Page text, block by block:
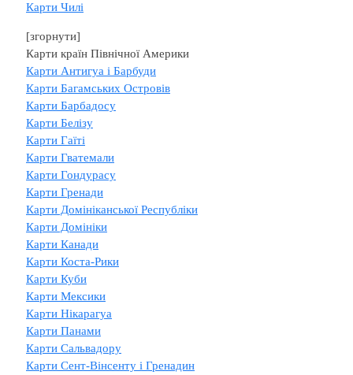
Карти Чилі
[згорнути]
Карти країн Північної Америки
Карти Антигуа і Барбуди
Карти Багамських Островів
Карти Барбадосу
Карти Белізу
Карти Гаїті
Карти Гватемали
Карти Гондурасу
Карти Гренади
Карти Домініканської Республіки
Карти Домініки
Карти Канади
Карти Коста-Рики
Карти Куби
Карти Мексики
Карти Нікарагуа
Карти Панами
Карти Сальвадору
Карти Сент-Вінсенту і Гренадин